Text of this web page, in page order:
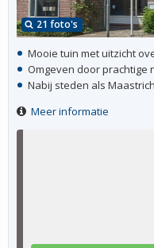
21 foto's
Mooie tuin met uitzicht
Omgeven door prachtige
Nabij steden als
Meer informatie